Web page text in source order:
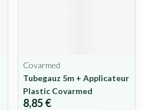
Covarmed
Tubegauz 5m + Applicateur
Plastic Covarmed
8,85 €